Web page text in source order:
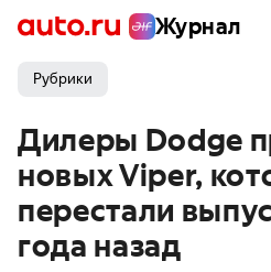
Журнал
Рубрики
Дилеры Dodge
новых Viper,
перестали
года назад